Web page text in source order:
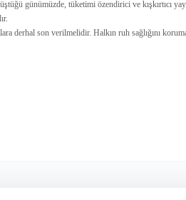
günümüzde, tüketimi özendirici ve kışkırtıcı
derhal son verilmelidir. Halkın ruh sağlığını